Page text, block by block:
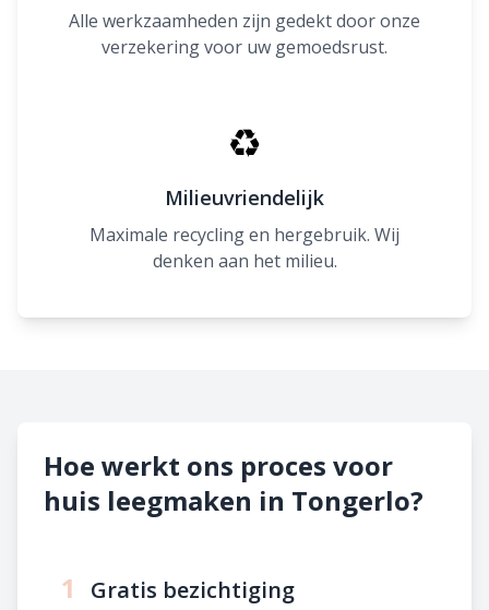
Alle werkzaamheden zijn gedekt door onze
verzekering voor uw gemoedsrust.
♻
Milieuvriendelijk
Maximale recycling en hergebruik. Wij
denken aan het milieu.
Hoe werkt ons proces voor
huis leegmaken in Tongerlo?
1 Gratis bezichtiging